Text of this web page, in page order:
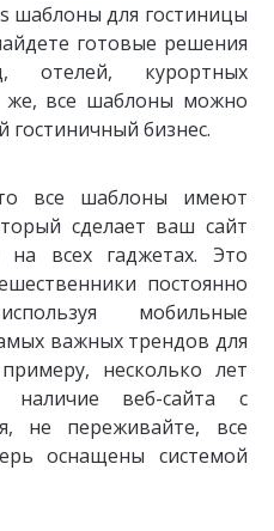
шаблоны для гостиницы
готовые решения
отелей, курортных
же, все шаблоны можно
бизнес.
все шаблоны имеют
cделает ваш сайт
всех гаджетах. Это
постоянно
мобильные
важных трендов для
несколько лет
веб-сайта с
не переживайте, все
оснащены системой